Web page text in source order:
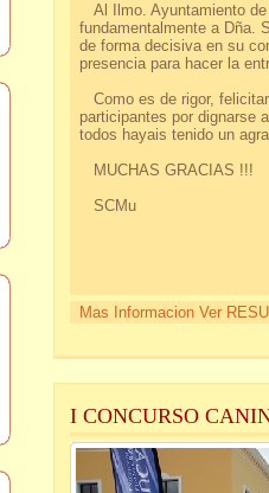
Al Ilmo. Ayuntamiento
fundamentalmente a Dña.
de forma decisiva en su
presencia para hacer la
Como es de rigor,
participantes por dignarse
todos hayais tenido un
MUCHAS GRACIAS !!!
SCMu
Mas Informacion Ver
I CONCURSO